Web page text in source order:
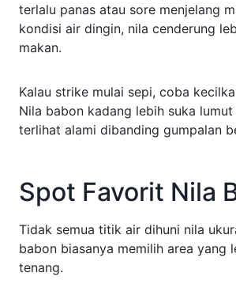
terlalu panas atau sore menjelang
kondisi air dingin, nila cenderung
makan.
Kalau strike mulai sepi, coba
Nila babon kadang lebih suka
terlihat alami dibanding gumpalan
Spot Favorit Nila
Tidak semua titik air dihuni nila
babon biasanya memilih area yang
tenang.